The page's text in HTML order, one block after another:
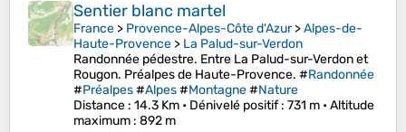
Sentier blanc martel
France > Provence-Alpes-Côte d'Azur>Alpes-de-
Haute-Provence > La Palud-sur-Verdon
Randonnée pédestre. Entre La Palud-sur-Verdon et
Rougon. Préalpes de Haute-Provence. #Randonnée
#Préalpes#Alpes#Montagne#Nature
Distance : 14.3 Km • Dénivelé positif: 731 m •Altitude
maximum : 892 m